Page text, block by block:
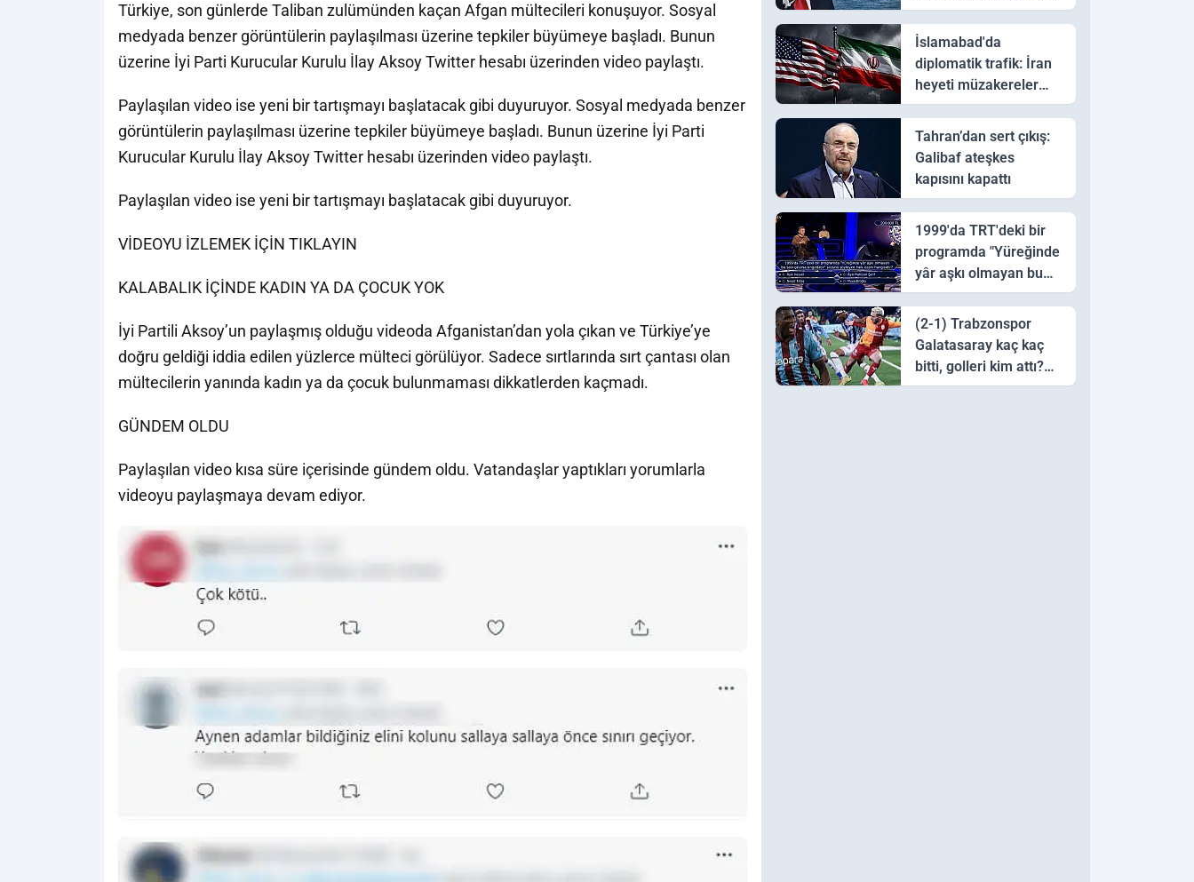
Türkiye, son günlerde Taliban zulümünden kaçan Afgan mültecileri konuşuyor. Sosyal
medyada benzer görüntülerin paylaşılması üzerine tepkiler büyümeye başladı. Bunun
üzerine İyi Parti Kurucular Kurulu İlay Aksoy Twitter hesabı üzerinden video paylaştı.
Paylaşılan video ise yeni bir tartışmayı başlatacak gibi duyuruyor. Sosyal medyada benzer
görüntülerin paylaşılması üzerine tepkiler büyümeye başladı. Bunun üzerine İyi Parti
Kurucular Kurulu İlay Aksoy Twitter hesabı üzerinden video paylaştı.
Paylaşılan video ise yeni bir tartışmayı başlatacak gibi duyuruyor.
VİDEOYU İZLEMEK İÇİN TIKLAYIN
KALABALIK İÇİNDE KADIN YA DA ÇOCUK YOK
İyi Partili Aksoy’un paylaşmış olduğu videoda Afganistan’dan yola çıkan ve Türkiye’ye
doğru geldiği iddia edilen yüzlerce mülteci görülüyor. Sadece sırtlarında sırt çantası olan
mültecilerin yanında kadın ya da çocuk bulunmaması dikkatlerden kaçmadı.
GÜNDEM OLDU
Paylaşılan video kısa süre içerisinde gündem oldu. Vatandaşlar yaptıkları yorumlarla
videoyu paylaşmaya devam ediyor.
kullanırız
İslamabad'da
diplomatik trafik: İran
heyeti müzakereler
için Pakistan'a ulaştı
Tahran’dan sert çıkış:
Galibaf ateşkes
kapısını kapattı
1999'da TRT'deki bir
programda "Yüreğinde
yâr aşkı olmayan bu
sazı çalarsa tingirdatır"
sözünü söyleyen halk
ozanı hangisidir?
(2-1) Trabzonspor
Galatasaray kaç kaç
bitti, golleri kim attı?
Trabzonspor